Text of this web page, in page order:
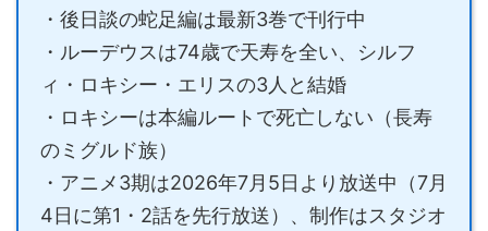
・後日談の蛇足編は最新3巻で刊行中
・ルーデウスは74歳で天寿を全い、シルフ
ィ・ロキシー・エリスの3人と結婚
・ロキシーは本編ルートで死亡しない（長寿
のミグルド族）
・アニメ3期は2026年7月5日より放送中（7月
4日に第1・2話を先行放送）、制作はスタジオ